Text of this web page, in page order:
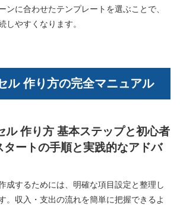
ンに合わせたテンプレートを選ぶことで、
しやすくなります。
ル 作り方の完全マニュアル
ル 作り方 基本ステップと初心者
タートの手順と実践的なアドバ
成するためには、明確な項目設定と整理し
。収入・支出の流れを簡単に把握できるよ